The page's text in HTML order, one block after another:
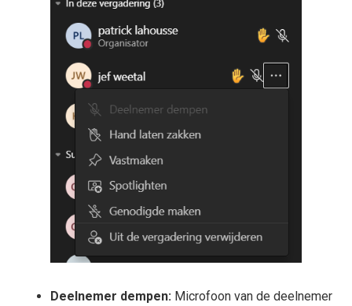
Deelnemer dempen: Microfoon van de deelnemer